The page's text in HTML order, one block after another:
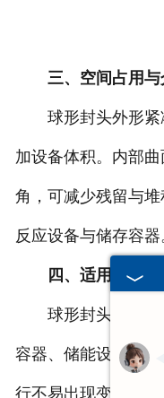
三、空间占用
球形封头外形紧
加设备体积。内部
角，可减少残留与
反应设备与储存容器
四、适用场景与
球形封头多用于
容器、储能设备、反
行不易出现变形、疲